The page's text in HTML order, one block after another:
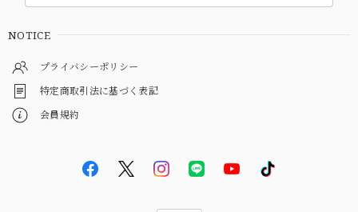
NOTICE
プライバシーポリシー
特定商取引法に基づく表記
会員規約